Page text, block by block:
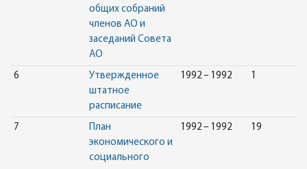
общих собраний
членов АО и
заседаний Совета
АО
6
Утвержденное
штатное
расписание
1992 – 1992 1
7
План
экономического и
социального
1992 – 1992 19